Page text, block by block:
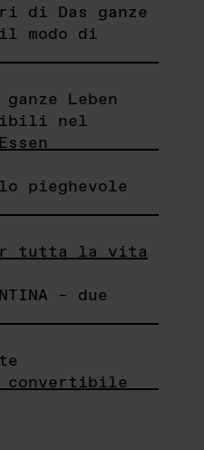
di Das ganze
il modo di
Leben
nel
pieghevole
tutta la vita
– due
convertibile